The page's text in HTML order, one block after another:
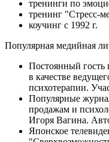
тренинги по
тренинг "Стресс-
коучинг с 1992 г.
Популярная медийная
Постоянный гость
в качестве
психотерапии.
Популярные
продажам и
Игоря Вагина.
Японское